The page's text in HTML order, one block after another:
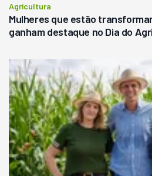
Agricultura
Mulheres que estão
ganham destaque no Dia do